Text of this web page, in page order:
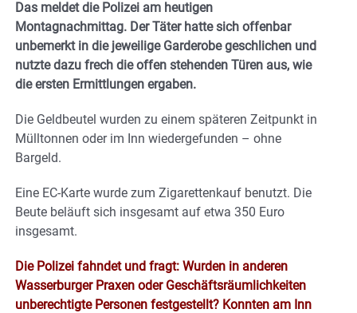
Das meldet die Polizei am heutigen
Montagnachmittag. Der Täter hatte sich offenbar
unbemerkt in die jeweilige Garderobe geschlichen und
nutzte dazu frech die offen stehenden Türen aus, wie
die ersten Ermittlungen ergaben.
Die Geldbeutel wurden zu einem späteren Zeitpunkt in
Mülltonnen oder im Inn wiedergefunden – ohne
Bargeld.
Eine EC-Karte wurde zum Zigarettenkauf benutzt. Die
Beute beläuft sich insgesamt auf etwa 350 Euro
insgesamt.
Die Polizei fahndet und fragt: Wurden in anderen
Wasserburger Praxen oder Geschäftsräumlichkeiten
unberechtigte Personen festgestellt? Konnten am Inn